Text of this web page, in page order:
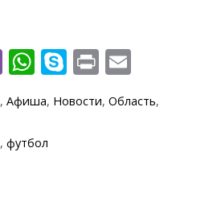
Vi
b
er
W
at
s
S
y
Pr
in
t ai
, Афиша, Новости, Область,
, футбол